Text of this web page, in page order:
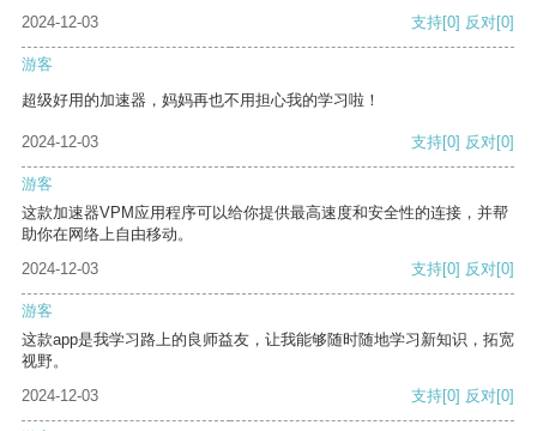
2024-12-03
支持[0] 反对[0]
游客
超级好用的加速器，妈妈再也不用担心我的学习啦！
2024-12-03 支持[0] 反对[0]
游客
这款加速器VPM应用程序可以给你提供最高速度和安全性的连接，并帮
助你在网络上自由移动。
2024-12-03
支持[0] 反对[0]
游客
这款app是我学习路上的良师益友，让我能够随时随地学习新知识，拓宽
视野。
2024-12-03
支持[0] 反对[0]